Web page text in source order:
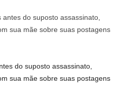
do suposto assassinato,
sua mãe sobre suas postagens